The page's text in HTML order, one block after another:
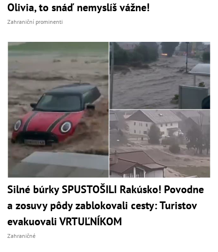
Olivia, to snáď nemyslíš vážne!
Zahraniční prominenti
Silné búrky SPUSTOŠILI Rakúsko! Povodne
a zosuvy pôdy zablokovali cesty: Turistov
evakuovali VRTUĽNÍKOM
Zahraničné